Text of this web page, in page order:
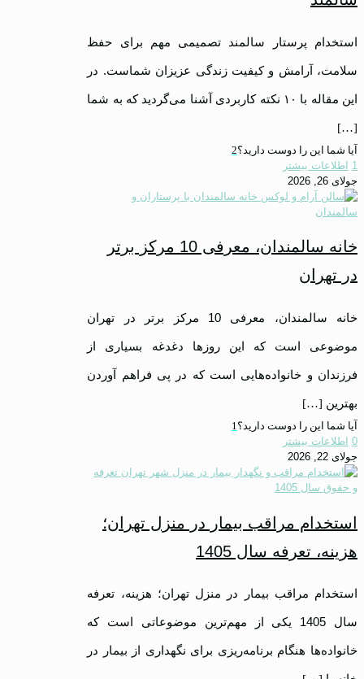
استخدام پرستار سالمند تصمیمی مهم برای حفظ
سلامت، آرامش و کیفیت زندگی عزیزان شماست. در
این مقاله با ۱۰ نکته کاربردی آشنا می‌گردید که به شما
[…]
آیا شما این را دوست دارید؟2
1 اطلاعات بیشتر
جولای 26, 2026
خانه سالمندان، معرفی 10 مرکز برتر
در تهران
خانه سالمندان، معرفی 10 مرکز برتر در تهران
موضوعی است که این روزها دغدغه بسیاری از
فرزندان و خانواده‌هایی است که در پی فراهم آوردن
بهترین […]
آیا شما این را دوست دارید؟1
0 اطلاعات بیشتر
جولای 22, 2026
استخدام مراقب بیمار در منزل تهران؛
هزینه، تعرفه سال 1405
استخدام مراقب بیمار در منزل تهران؛ هزینه، تعرفه
سال 1405 یکی از مهم‌ترین موضوعاتی است که
خانواده‌ها هنگام برنامه‌ریزی برای نگهداری از بیمار در